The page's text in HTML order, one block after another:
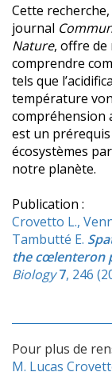
Cette
journal
Nature, offre de
comprendre
tels que
température
compréhension
est un
écosystèmes
notre planète.
Publication :
Crovetto L.,
Tambutté E.
the cœlenteron
Biology 7, 246
Pour plus de
M. Lucas